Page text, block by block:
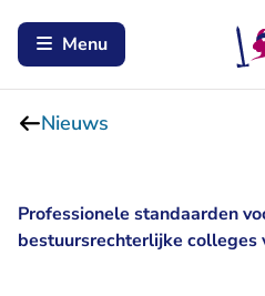
Menu
Nieuws
Professionele standaarden
bestuursrechterlijke colleges